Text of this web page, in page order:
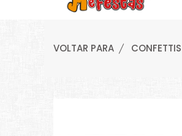
VOLTAR PARA CONFETTIS